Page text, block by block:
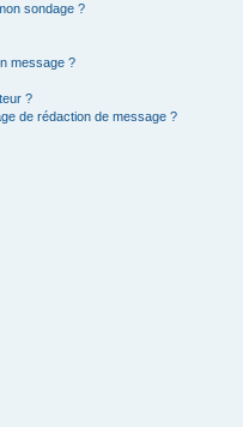
sondage ?
message ?
?
de rédaction de message ?